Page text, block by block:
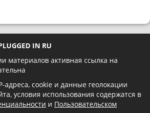
IN RU
материалов активная ссылка на
адреса, cookie и данные геолокации
условия использования содержатся в
и Пользовательском